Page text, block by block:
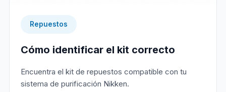
Repuestos
Cómo identificar el kit correcto
Encuentra el kit de repuestos compatible con tu
sistema de purificación Nikken.